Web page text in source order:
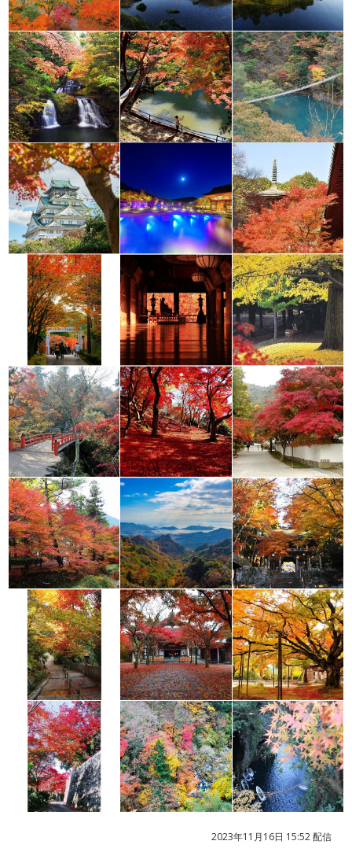
2023年11月16日 15:52 配信